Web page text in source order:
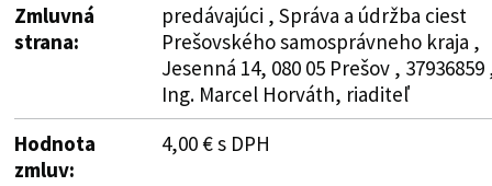
Zmluvná
strana:
predávajúci , Správa a údržba ciest
Prešovského samosprávneho kraja ,
Jesenná 14, 080 05 Prešov , 37936859
Ing. Marcel Horváth, riaditeľ
Hodnota
zmluv:
4,00 € s DPH